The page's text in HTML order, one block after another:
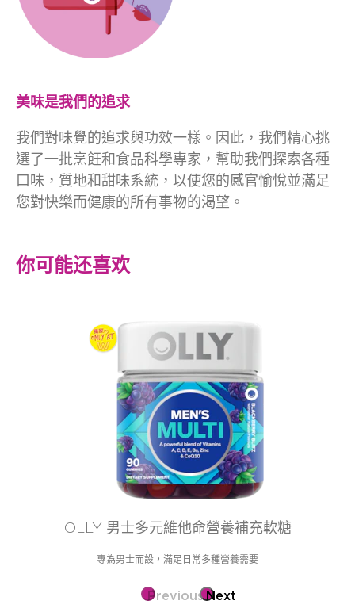
美味是我們的追求
我們對味覺的追求與功效一樣。因此，我們精心挑
選了一批烹飪和食品科學專家，幫助我們探索各種
口味，質地和甜味系統，以使您的感官愉悅並滿足
您對快樂而健康的所有事物的渴望。
你可能还喜欢
OLLY 男士多元維他命營養補充軟糖
專為男士而設，滿足日常多種營養需要
PreviousNext